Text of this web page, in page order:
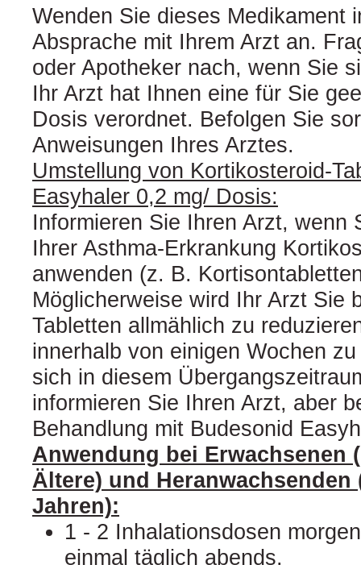
Wenden Sie dieses Medikament
Absprache mit Ihrem Arzt an.
oder Apotheker nach, wenn Sie
Ihr Arzt hat Ihnen eine für Sie
Dosis verordnet. Befolgen Sie
Anweisungen Ihres Arztes.
Umstellung von Kortikosteroid-
Easyhaler 0,2 mg/ Dosis:
Informieren Sie Ihren Arzt, wenn
Ihrer Asthma-Erkrankung
anwenden (z. B.
Möglicherweise wird Ihr Arzt Sie
Tabletten allmählich zu
innerhalb von einigen Wochen
sich in diesem
informieren Sie Ihren Arzt, aber
Behandlung mit Budesonid
Anwendung bei Erwachsenen
Ältere) und Heranwachsenden
Jahren):
1 - 2 Inhalationsdosen
einmal täglich abends.